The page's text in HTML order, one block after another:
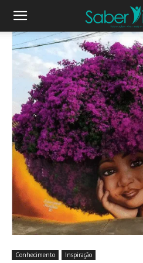
Conhecimento Inspiração